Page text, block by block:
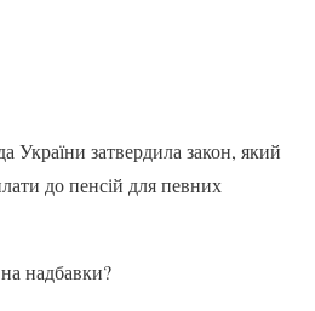
України затвердила закон, який
до пенсій для певних
надбавки?